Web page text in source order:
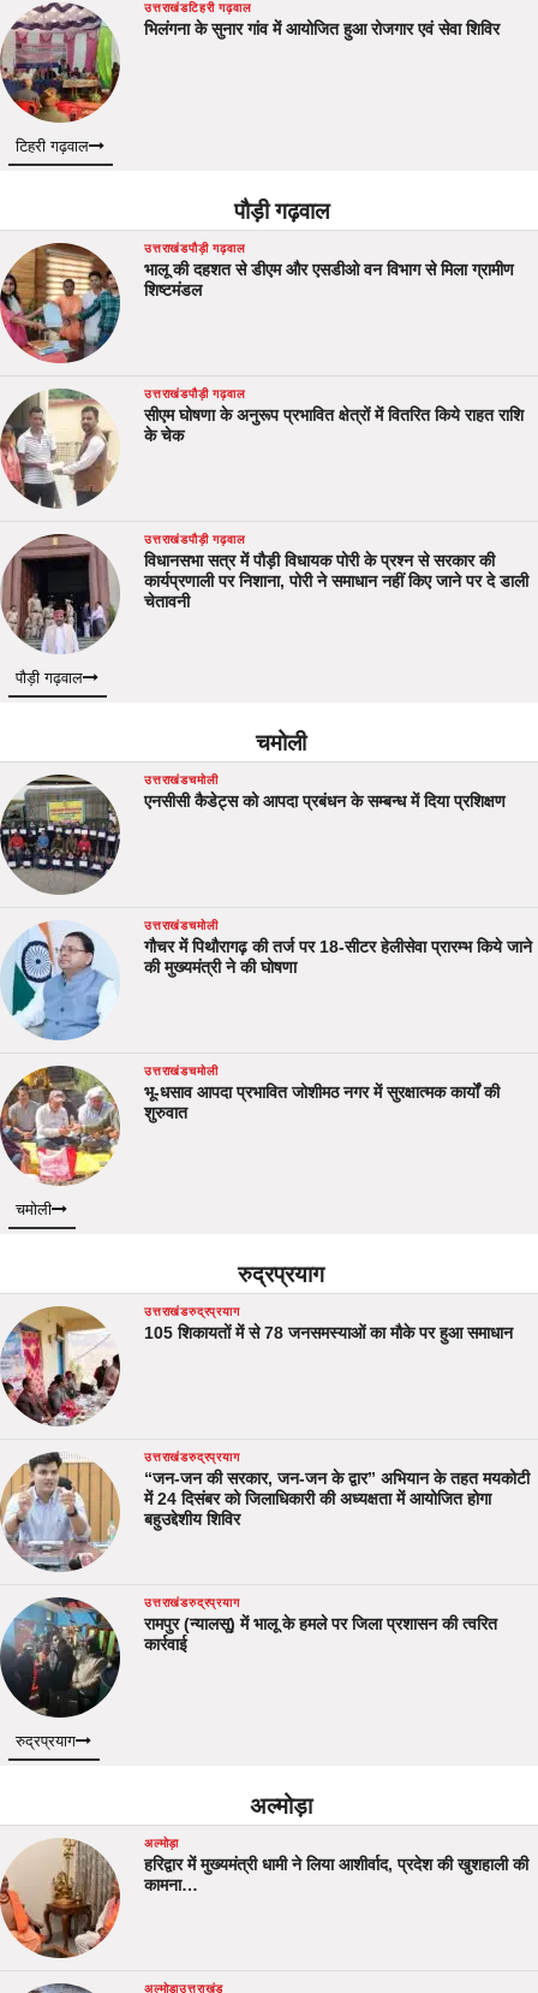
उत्तराखंडटिहरी गढ़वाल
भिलंगना के सुनार गांव में आयोजित हुआ रोजगार एवं सेवा शिविर
टिहरी गढ़वाल
पौड़ी गढ़वाल
उत्तराखंडपौड़ी गढ़वाल
भालू की दहशत से डीएम और एसडीओ वन विभाग से मिला ग्रामीण
शिष्टमंडल
उत्तराखंडपौड़ी गढ़वाल
सीएम घोषणा के अनुरूप प्रभावित क्षेत्रों में वितरित किये राहत राशि
के चेक
उत्तराखंडपौड़ी गढ़वाल
विधानसभा सत्र में पौड़ी विधायक पोरी के प्रश्न से सरकार की
कार्यप्रणाली पर निशाना, पोरी ने समाधान नहीं किए जाने पर दे डाली
चेतावनी
पौड़ी गढ़वाल
चमोली
उत्तराखंडचमोली
एनसीसी कैडेट्स को आपदा प्रबंधन के सम्बन्ध में दिया प्रशिक्षण
उत्तराखंडचमोली
गौचर में पिथौरागढ़ की तर्ज पर 18-सीटर हेलीसेवा प्रारम्भ किये जाने
की मुख्यमंत्री ने की घोषणा
उत्तराखंडचमोली
भू-धसाव आपदा प्रभावित जोशीमठ नगर में सुरक्षात्मक कार्यों की
शुरुवात
चमोली
रुद्रप्रयाग
उत्तराखंडरुद्रप्रयाग
105 शिकायतों में से 78 जनसमस्याओं का मौके पर हुआ समाधान
उत्तराखंडरुद्रप्रयाग
“जन-जन की सरकार, जन-जन के द्वार” अभियान के तहत मयकोटी
में 24 दिसंबर को जिलाधिकारी की अध्यक्षता में आयोजित होगा
बहुउद्देशीय शिविर
उत्तराखंडरुद्रप्रयाग
रामपुर (न्यालसू) में भालू के हमले पर जिला प्रशासन की त्वरित
कार्रवाई
रुद्रप्रयाग
अल्मोड़ा
अल्मोड़ा
हरिद्वार में मुख्यमंत्री धामी ने लिया आशीर्वाद, प्रदेश की खुशहाली की
कामना…
अल्मोड़ाउत्तराखंड